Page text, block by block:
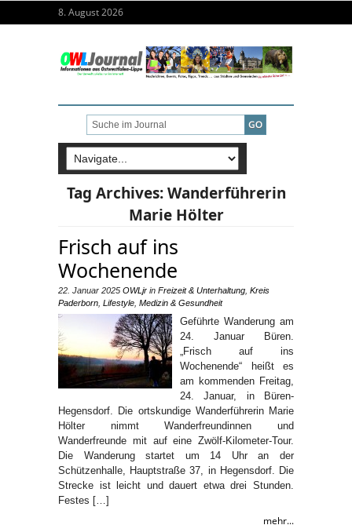
8. August 2026
Tag Archives:Wanderführerin
Marie Hölter
Frisch auf ins
Wochenende
22. Januar 2025 OWLjr in Freizeit & Unterhaltung Kreis
Paderborn Lifestyle Medizin & Gesundheit
Geführte Wanderung am
24. Januar Büren.
„Frisch auf ins
Wochenende“ heißt es
am kommenden Freitag,
24. Januar, in Büren-
Hegensdorf. Die ortskundige Wanderführerin Marie
Hölter nimmt Wanderfreundinnen und
Wanderfreunde mit auf eine Zwölf-Kilometer-Tour.
Die Wanderung startet um 14 Uhr an der
Schützenhalle, Hauptstraße 37, in Hegensdorf. Die
Strecke ist leicht und dauert etwa drei Stunden.
Festes […]
mehr...